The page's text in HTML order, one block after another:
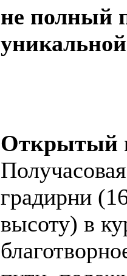
не полный
Открытый
градирни
высоту) в